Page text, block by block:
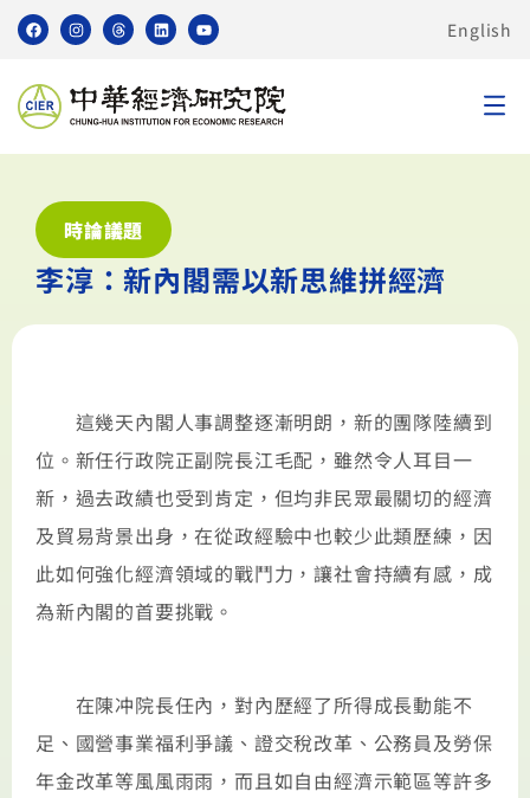
English
時論議題
李淳：新內閣需以新思維拼經濟
這幾天內閣人事調整逐漸明朗，新的團隊陸續到
位。新任行政院正副院長江毛配，雖然令人耳目一
新，過去政績也受到肯定，但均非民眾最關切的經濟
及貿易背景出身，在從政經驗中也較少此類歷練，因
此如何強化經濟領域的戰鬥力，讓社會持續有感，成
為新內閣的首要挑戰。
在陳冲院長任內，對內歷經了所得成長動能不
足、國營事業福利爭議、證交稅改革、公務員及勞保
年金改革等風風雨雨，而且如自由經濟示範區等許多